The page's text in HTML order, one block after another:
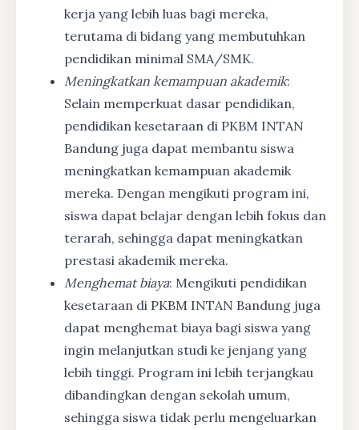
kerja yang lebih luas bagi mereka,
terutama di bidang yang membutuhkan
pendidikan minimal SMA/SMK.
Meningkatkan kemampuan akademik:
Selain memperkuat dasar pendidikan,
pendidikan kesetaraan di PKBM INTAN
Bandung juga dapat membantu siswa
meningkatkan kemampuan akademik
mereka. Dengan mengikuti program ini,
siswa dapat belajar dengan lebih fokus dan
terarah, sehingga dapat meningkatkan
prestasi akademik mereka.
Menghemat biaya: Mengikuti pendidikan
kesetaraan di PKBM INTAN Bandung juga
dapat menghemat biaya bagi siswa yang
ingin melanjutkan studi ke jenjang yang
lebih tinggi. Program ini lebih terjangkau
dibandingkan dengan sekolah umum,
sehingga siswa tidak perlu mengeluarkan